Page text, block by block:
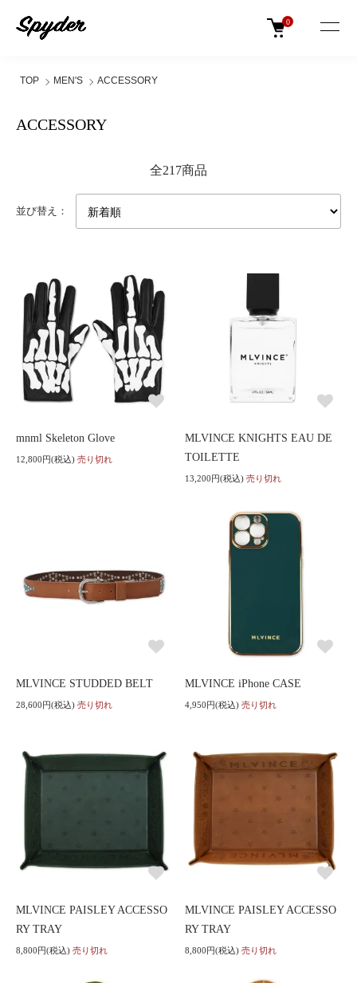
0
TOP MEN'S ACCESSORY
ACCESSORY
全217商品
並び替え：
mnml Skeleton Glove
12,800円(税込) 売り切れ
MLVINCE KNIGHTS EAU DE
TOILETTE
13,200円(税込) 売り切れ
MLVINCE STUDDED BELT
28,600円(税込) 売り切れ
MLVINCE iPhone CASE
4,950円(税込) 売り切れ
MLVINCE PAISLEY ACCESSO
RY TRAY
8,800円(税込) 売り切れ
MLVINCE PAISLEY ACCESSO
RY TRAY
8,800円(税込) 売り切れ